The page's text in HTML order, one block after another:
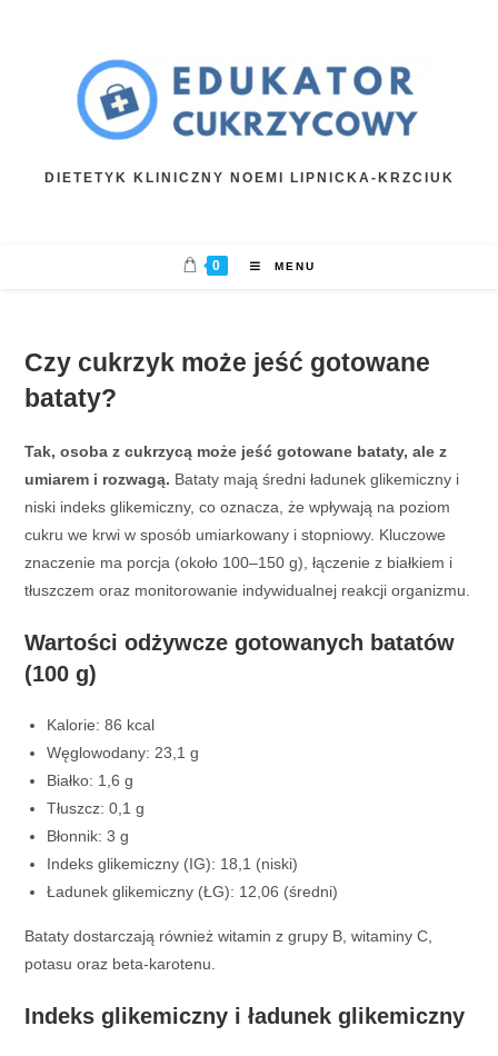
DIETETYK KLINICZNY NOEMI LIPNICKA-KRZCIUK
0 MENU
Czy cukrzyk może jeść gotowane
bataty?
Tak, osoba z cukrzycą może jeść gotowane bataty, ale z
umiarem i rozwagą. Bataty mają średni ładunek glikemiczny i
niski indeks glikemiczny, co oznacza, że wpływają na poziom
cukru we krwi w sposób umiarkowany i stopniowy. Kluczowe
znaczenie ma porcja (około 100–150 g), łączenie z białkiem i
tłuszczem oraz monitorowanie indywidualnej reakcji organizmu.
Wartości odżywcze gotowanych batatów
(100 g)
Kalorie: 86 kcal
Węglowodany: 23,1 g
Białko: 1,6 g
Tłuszcz: 0,1 g
Błonnik: 3 g
Indeks glikemiczny (IG): 18,1 (niski)
Ładunek glikemiczny (ŁG): 12,06 (średni)
Bataty dostarczają również witamin z grupy B, witaminy C,
potasu oraz beta-karotenu.
Indeks glikemiczny i ładunek glikemiczny